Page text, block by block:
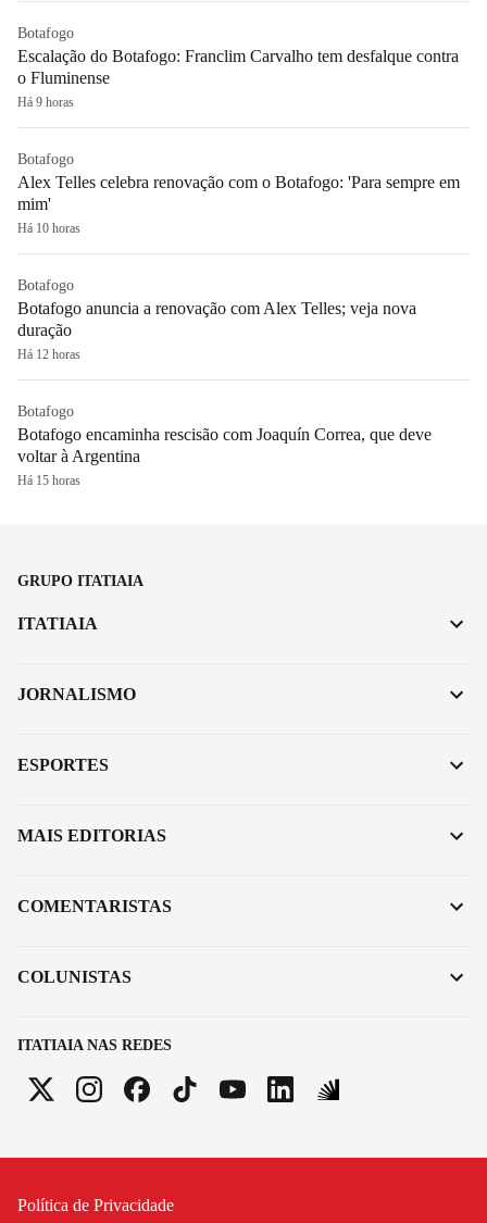
Botafogo
Escalação do Botafogo: Franclim Carvalho tem desfalque contra
o Fluminense
Há 9 horas
Botafogo
Alex Telles celebra renovação com o Botafogo: 'Para sempre em
mim'
Há 10 horas
Botafogo
Botafogo anuncia a renovação com Alex Telles; veja nova
duração
Há 12 horas
Botafogo
Botafogo encaminha rescisão com Joaquín Correa, que deve
voltar à Argentina
Há 15 horas
GRUPO ITATIAIA
ITATIAIA NAS REDES
ITATIAIA
JORNALISMO
ESPORTES
MAIS EDITORIAS
COMENTARISTAS
COLUNISTAS
Política de Privacidade